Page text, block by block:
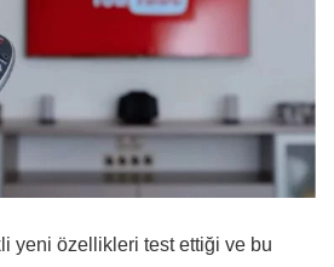
yeni özellikleri test ettiği ve bu